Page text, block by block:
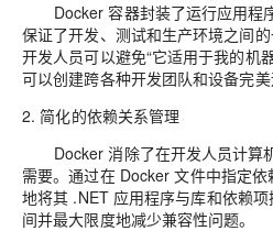
Docker 容器封装了运行应用程
保证了开发、测试和生产环境之间
开发人员可以避免“它适用于我的机
可以创建跨各种开发团队和设备完美
2. 简化的依赖关系管理
Docker 消除了在开发人员计算
需要。通过在 Docker 文件中指定
地将其 .NET 应用程序与库和依赖
间并最大限度地减少兼容性问题。